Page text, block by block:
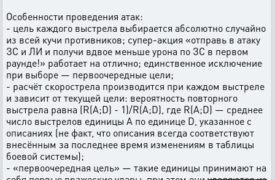
Особенности проведения атак:
- цель каждого выстрела выбирается абсолютно случайно
из всей кучи противников; супер-акция «отправь в атаку
ЗС и ЛИ и получи вдвое меньше урона по ЗС в первом
раунде!» работает на отлично; единственное исключение
при выборе — первоочередные цели;
- расчёт скорострела производится при каждом выстреле
и зависит от текущей цели: вероятность повторного
выстрела равна (R(A;D) - 1)/R(A;D), где R(A;D) — среднее
число выстрелов единицы A по единице D, указанное с
описаниях (не факт, что описания всегда соответствуют
внесённым за последнее время изменениям в таблицы
боевой системы);
- «первоочередная цель» — такие единицы принимают на